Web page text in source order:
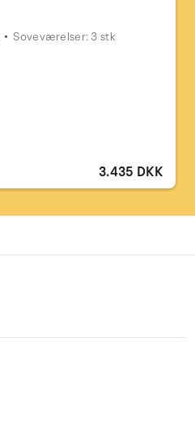
Soveværelser: 3 stk
3.435 DKK